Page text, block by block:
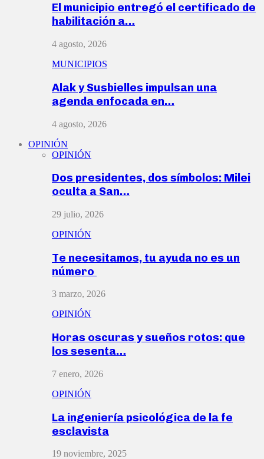
El municipio entregó el certificado de
habilitación a…
4 agosto, 2026
MUNICIPIOS
Alak y Susbielles impulsan una
agenda enfocada en…
4 agosto, 2026
OPINIÓN
OPINIÓN
Dos presidentes, dos símbolos: Milei
oculta a San…
29 julio, 2026
OPINIÓN
Te necesitamos, tu ayuda no es un
número
3 marzo, 2026
OPINIÓN
Horas oscuras y sueños rotos: que
los sesenta…
7 enero, 2026
OPINIÓN
La ingeniería psicológica de la fe
esclavista
19 noviembre, 2025